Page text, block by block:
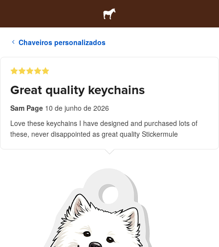
Chaveiros personalizados
Great quality keychains
Sam Page 10 de junho de 2026
Love these keychains I have designed and purchased lots of
these, never disappointed as great quality Stickermule